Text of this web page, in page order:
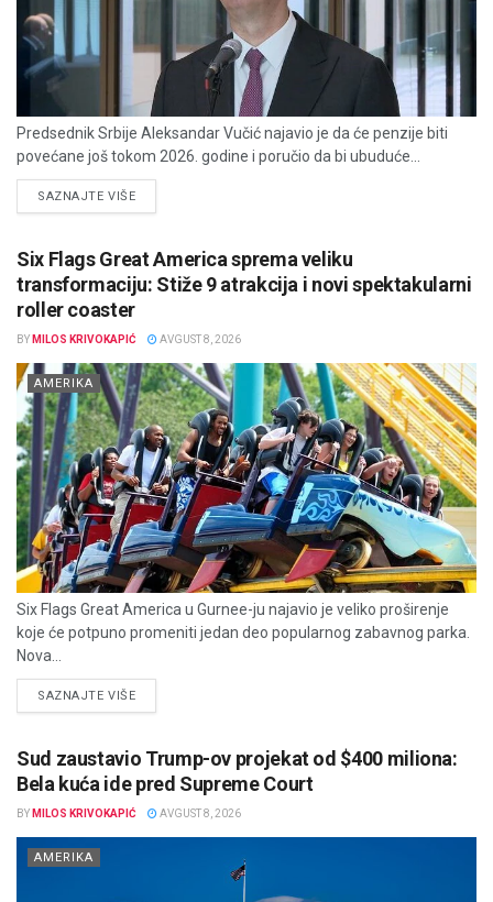
Predsednik Srbije Aleksandar Vučić najavio je da će penzije biti
povećane još tokom 2026. godine i poručio da bi ubuduće...
SAZNAJTE VIŠEDETAILS
Six Flags Great America sprema veliku
transformaciju: Stiže 9 atrakcija i novi spektakularni
roller coaster
BY MILOS KRIVOKAPIĆ AVGUST 8, 2026
AMERIKA
Six Flags Great America u Gurnee-ju najavio je veliko proširenje
koje će potpuno promeniti jedan deo popularnog zabavnog parka.
Nova...
SAZNAJTE VIŠEDETAILS
Sud zaustavio Trump-ov projekat od $400 miliona:
Bela kuća ide pred Supreme Court
BY MILOS KRIVOKAPIĆ AVGUST 8, 2026
AMERIKA